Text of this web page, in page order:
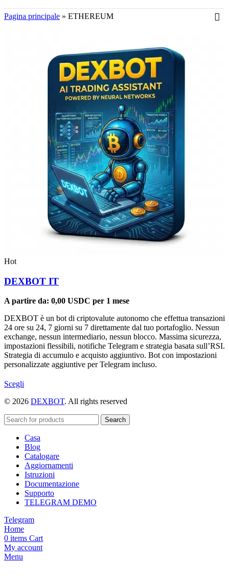
Pagina principale » ETHEREUM
Hot
DEXBOT IT
A partire da: 0,00 USDC per 1 mese
DEXBOT è un bot di criptovalute autonomo che effettua transazioni
24 ore su 24, 7 giorni su 7 direttamente dal tuo portafoglio. Nessun
exchange, nessun intermediario, nessun blocco. Massima sicurezza,
impostazioni flessibili, notifiche Telegram e strategia basata sull’RSI.
Strategia di accumulo e acquisto aggiuntivo. Bot con impostazioni
personalizzate aggiuntive per Telegram incluso.
Scegli
ha
varianti.
opzioni
possono
essere
scelte
nella
pagina
del
prodotto
© 2026 DEXBOT. All rights reserved
Search
Casa
Blog
Catalogare
Aggiornamenti
Istruzioni
Documentazione
Supporto
TELEGRAM DEMO
Telegram
Home
0 items Cart
My account
Menu